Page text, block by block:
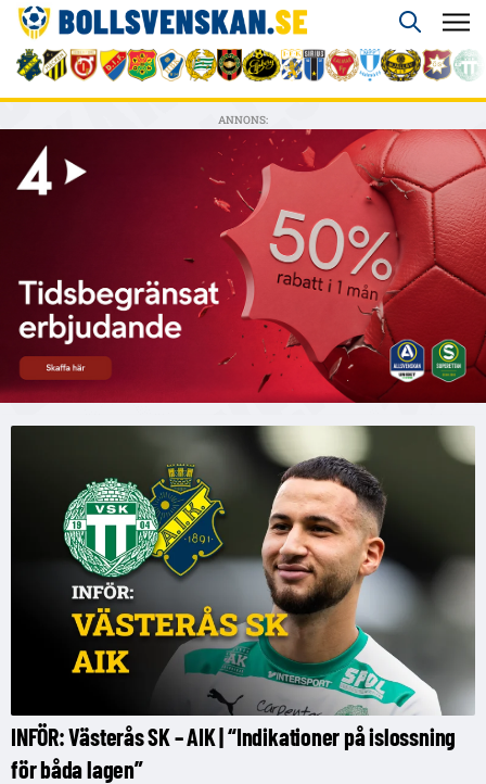
ANNONS:
INFÖR: Västerås SK – AIK | “Indikationer på islossning
för båda lagen”